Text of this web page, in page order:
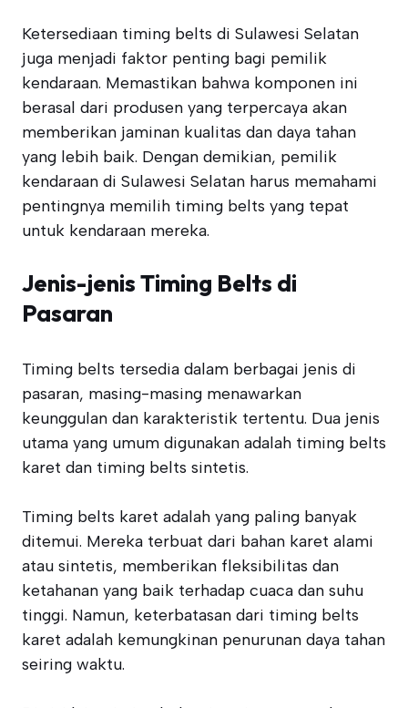
Ketersediaan timing belts di Sulawesi Selatan
juga menjadi faktor penting bagi pemilik
kendaraan. Memastikan bahwa komponen ini
berasal dari produsen yang terpercaya akan
memberikan jaminan kualitas dan daya tahan
yang lebih baik. Dengan demikian, pemilik
kendaraan di Sulawesi Selatan harus memahami
pentingnya memilih timing belts yang tepat
untuk kendaraan mereka.
Jenis-jenis Timing Belts di
Pasaran
Timing belts tersedia dalam berbagai jenis di
pasaran, masing-masing menawarkan
keunggulan dan karakteristik tertentu. Dua jenis
utama yang umum digunakan adalah timing belts
karet dan timing belts sintetis.
Timing belts karet adalah yang paling banyak
ditemui. Mereka terbuat dari bahan karet alami
atau sintetis, memberikan fleksibilitas dan
ketahanan yang baik terhadap cuaca dan suhu
tinggi. Namun, keterbatasan dari timing belts
karet adalah kemungkinan penurunan daya tahan
seiring waktu.